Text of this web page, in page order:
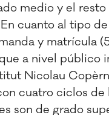
medio y el resto
cuanto al tipo
y matrícula
a nivel público
Nicolau
cuatro ciclos de
son de grado